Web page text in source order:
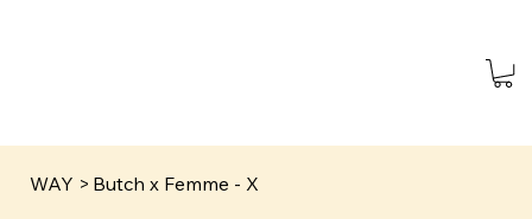
WAY > Butch x Femme - X